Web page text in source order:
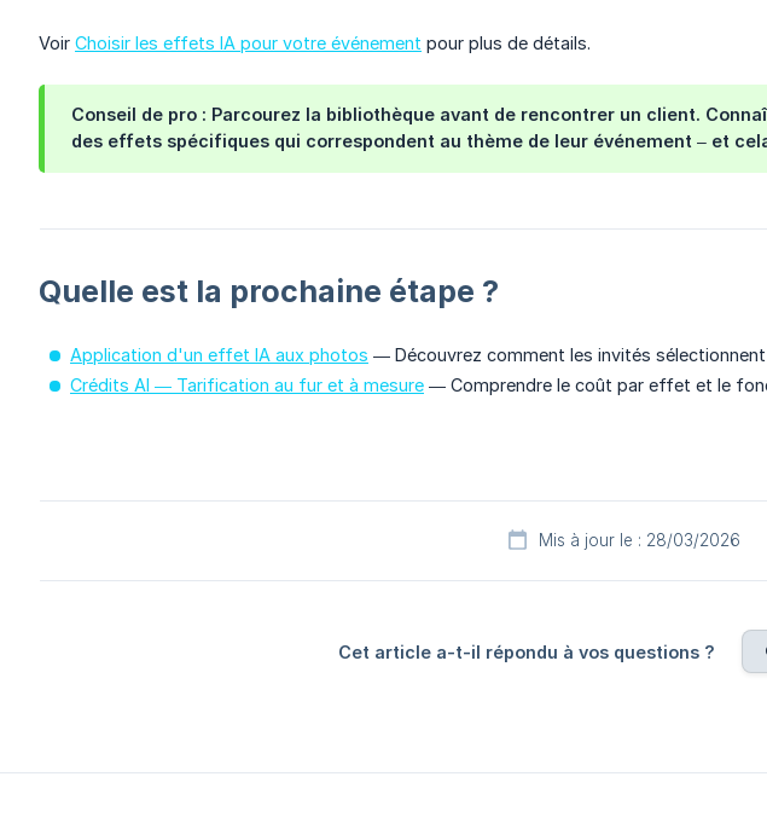
Voir Choisir les effets IA pour votre événement pour plus de détails.
Conseil de pro : Parcourez la bibliothèque avant de rencontrer un client.
des effets spécifiques qui correspondent au thème de leur événement – ​​et
Quelle est la prochaine étape ?
Application d'un effet IA aux photos — Découvrez comment les invités
Crédits AI — Tarification au fur et à mesure — Comprendre le coût par effet et le
Mis à jour le : 28/03/2026
Cet article a-t-il répondu à vos questions ?